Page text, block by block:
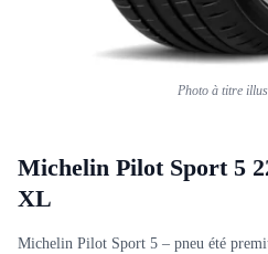
Photo à titre
Michelin Pilot Sport 5
XL
Michelin Pilot Sport 5 – pneu été